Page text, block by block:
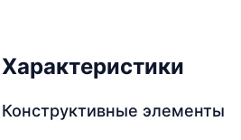
Характеристики
Конструктивные элементы